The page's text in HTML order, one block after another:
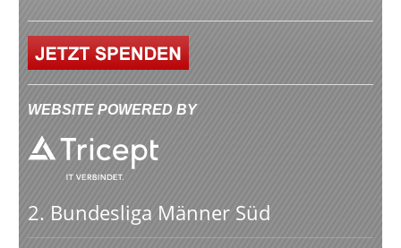
WEBSITE POWERED BY
2. Bundesliga Männer Süd